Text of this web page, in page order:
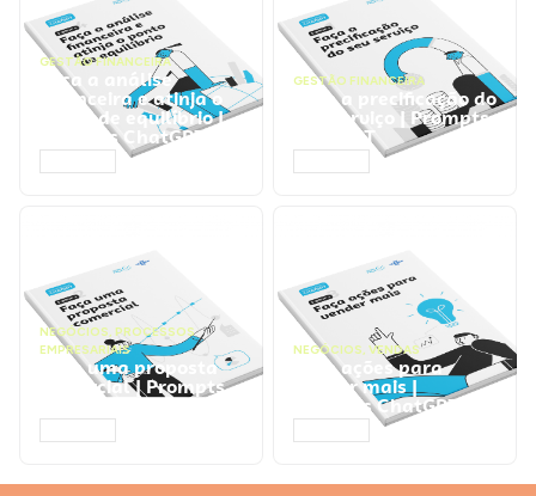
GESTÃO FINANCEIRA
Faça a análise
financeira e atinja o
ponto de equilíbrio |
Prompts ChatGPT
GESTÃO FINANCEIRA
Faça a precificação do
seu serviço | Prompts
ChatGPT
NEGÓCIOS, PROCESSOS
EMPRESARIAIS
Faça uma proposta
comercial | Prompts
NEGÓCIOS, VENDAS
Faça ações para
vender mais |
Prompts ChatGPT